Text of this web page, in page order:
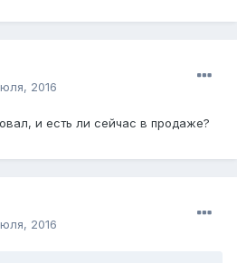
2016
и есть ли сейчас в продаже?
2016